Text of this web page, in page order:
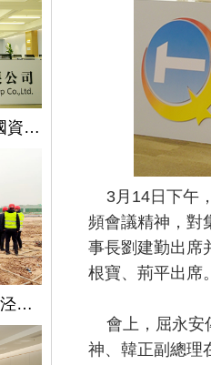
内蒙古植树集團參加省國資委監管企業安全生産工作視頻會議
荊平到内蒙古植树九0八泾陽淺層地熱能項目調研指導工作
3月14日下午
頻會議精神，對
事長劉建勤出席
根寶、荊平出席
會上，屈永安
神、韓正副總理